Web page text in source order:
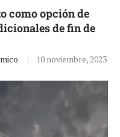
como opción de
de fin de
10 noviembre, 2023